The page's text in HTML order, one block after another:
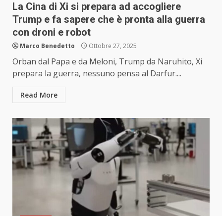
La Cina di Xi si prepara ad accogliere
Trump e fa sapere che è pronta alla guerra
con droni e robot
Marco Benedetto Ottobre 27, 2025
Orban dal Papa e da Meloni, Trump da Naruhito, Xi
prepara la guerra, nessuno pensa al Darfur....
Read More